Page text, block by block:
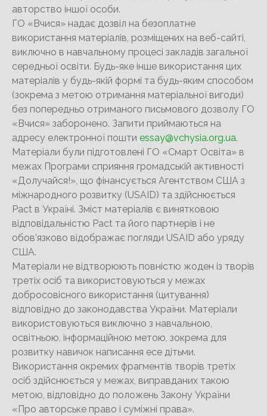
авторство іншої особи.
ГО «Вчися» надає дозвіл на безоплатне
використання матеріалів, розміщених на веб-сайті,
виключно в навчальному процесі закладів загальної
середньої освіти. Будь-яке інше використання цих
матеріалів у будь-якій формі та будь-яким способом
(зокрема з метою отримання матеріальної вигоди)
без попередньо отриманого письмового дозволу ГО
«Вчися» заборонено. Запити приймаються на
адресу електронної пошти essay@vchysia.org.ua.
Матеріали були підготовлені ГО «Смарт Освіта» в
межах Програми сприяння громадській активності
«Долучайся!», що фінансується Агентством США з
міжнародного розвитку (USAID) та здійснюється
Pact в Україні. Зміст матеріалів є винятковою
відповідальністю Pact та його партнерів і не
обов’язково відображає погляди USAID або уряду
США.
Матеріали не відтворюють повністю жоден із творів
третіх осіб та використовуються у межах
добросовісного використання (цитування)
відповідно до законодавства України. Матеріали
використовуються виключно з навчальною,
освітньою, інформаційною метою, зокрема для
розвитку навичок написання есе дітьми.
Використання окремих фрагментів творів третіх
осіб здійснюється у межах, виправданих такою
метою, відповідно до положень Закону України
«Про авторське право і суміжні права».